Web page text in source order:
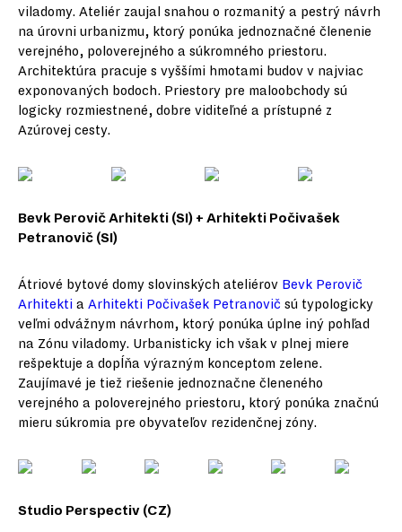
viladomy. Ateliér zaujal snahou o rozmanitý a pestrý návrh
na úrovni urbanizmu, ktorý ponúka jednoznačné členenie
verejného, poloverejného a súkromného priestoru.
Architektúra pracuje s vyššími hmotami budov v najviac
exponovaných bodoch. Priestory pre maloobchody sú
logicky rozmiestnené, dobre viditeľné a prístupné z
Azúrovej cesty.
Bevk Perovič Arhitekti (SI) + Arhitekti Počivašek
Petranovič (SI)
Átriové bytové domy slovinských ateliérov Bevk Perovič
Arhitekti a Arhitekti Počivašek Petranovič sú typologicky
veľmi odvážnym návrhom, ktorý ponúka úplne iný pohľad
na Zónu viladomy. Urbanisticky ich však v plnej miere
rešpektuje a dopĺňa výrazným konceptom zelene.
Zaujímavé je tiež riešenie jednoznačne členeného
verejného a poloverejného priestoru, ktorý ponúka značnú
mieru súkromia pre obyvateľov rezidenčnej zóny.
Studio Perspectiv (CZ)